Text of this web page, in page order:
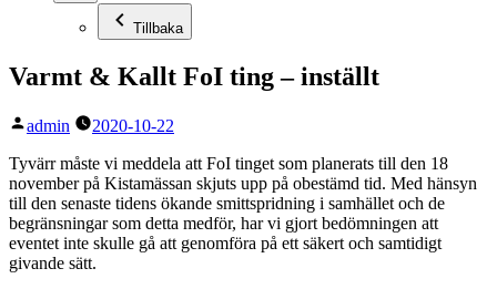
Tillbaka
Varmt & Kallt FoI ting – inställt
Publicerat
admin
2020-10-22
Tyvärr måste vi meddela att FoI tinget som planerats till den 18
november på Kistamässan skjuts upp på obestämd tid. Med hänsyn
till den senaste tidens ökande smittspridning i samhället och de
begränsningar som detta medför, har vi gjort bedömningen att
eventet inte skulle gå att genomföra på ett säkert och samtidigt
givande sätt.